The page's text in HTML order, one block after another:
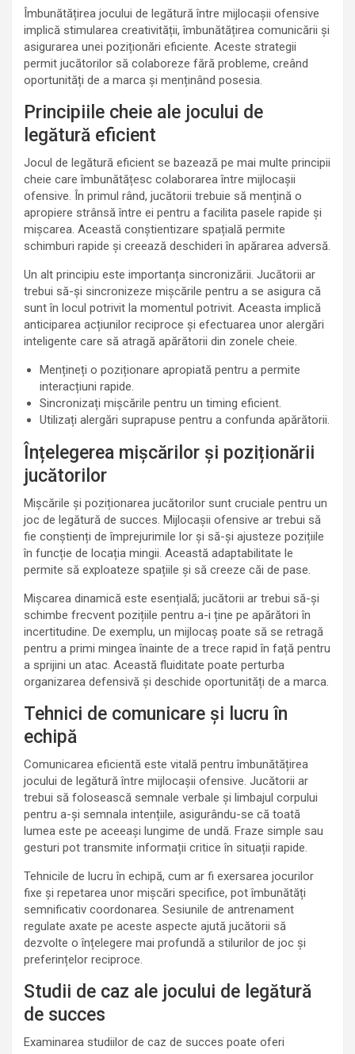
Îmbunătățirea jocului de legătură între mijlocașii ofensive
implică stimularea creativității, îmbunătățirea comunicării și
asigurarea unei poziționări eficiente. Aceste strategii
permit jucătorilor să colaboreze fără probleme, creând
oportunități de a marca și menținând posesia.
Principiile cheie ale jocului de
legătură eficient
Jocul de legătură eficient se bazează pe mai multe principii
cheie care îmbunătățesc colaborarea între mijlocașii
ofensive. În primul rând, jucătorii trebuie să mențină o
apropiere strânsă între ei pentru a facilita pasele rapide și
mișcarea. Această conștientizare spațială permite
schimburi rapide și creează deschideri în apărarea adversă.
Un alt principiu este importanța sincronizării. Jucătorii ar
trebui să-și sincronizeze mișcările pentru a se asigura că
sunt în locul potrivit la momentul potrivit. Aceasta implică
anticiparea acțiunilor reciproce și efectuarea unor alergări
inteligente care să atragă apărătorii din zonele cheie.
Mențineți o poziționare apropiată pentru a permite
interacțiuni rapide.
Sincronizați mișcările pentru un timing eficient.
Utilizați alergări suprapuse pentru a confunda apărătorii.
Înțelegerea mișcărilor și poziționării
jucătorilor
Mișcările și poziționarea jucătorilor sunt cruciale pentru un
joc de legătură de succes. Mijlocașii ofensive ar trebui să
fie conștienți de împrejurimile lor și să-și ajusteze pozițiile
în funcție de locația mingii. Această adaptabilitate le
permite să exploateze spațiile și să creeze căi de pase.
Mișcarea dinamică este esențială; jucătorii ar trebui să-și
schimbe frecvent pozițiile pentru a-i ține pe apărători în
incertitudine. De exemplu, un mijlocaș poate să se retragă
pentru a primi mingea înainte de a trece rapid în față pentru
a sprijini un atac. Această fluiditate poate perturba
organizarea defensivă și deschide oportunități de a marca.
Tehnici de comunicare și lucru în
echipă
Comunicarea eficientă este vitală pentru îmbunătățirea
jocului de legătură între mijlocașii ofensive. Jucătorii ar
trebui să folosească semnale verbale și limbajul corpului
pentru a-și semnala intențiile, asigurându-se că toată
lumea este pe aceeași lungime de undă. Fraze simple sau
gesturi pot transmite informații critice în situații rapide.
Tehnicile de lucru în echipă, cum ar fi exersarea jocurilor
fixe și repetarea unor mișcări specifice, pot îmbunătăți
semnificativ coordonarea. Sesiunile de antrenament
regulate axate pe aceste aspecte ajută jucătorii să
dezvolte o înțelegere mai profundă a stilurilor de joc și
preferințelor reciproce.
Studii de caz ale jocului de legătură
de succes
Examinarea studiilor de caz de succes poate oferi